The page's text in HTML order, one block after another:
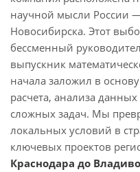
научной мысли России
Новосибирска. Этот
бессменный
выпускник
начала заложил в
расчета, анализа
сложных задач. Мы
локальных условий в
ключевых проектов
Краснодара до